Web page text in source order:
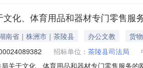
化、体育用品和器材专门零售服
南省｜株洲市｜茶陵县 办公文教
货物
招标单位： 茶陵县司法局
关于文化、体育用品和器材专门零售服务